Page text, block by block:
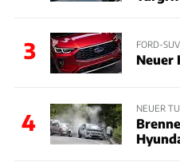
3 FORD-
Neuer
4
NEUER